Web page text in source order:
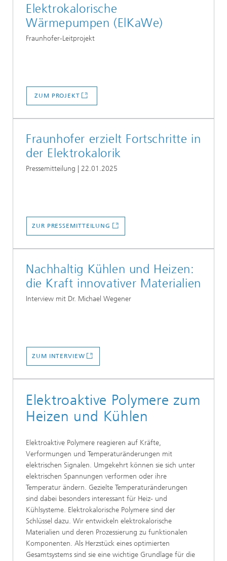
Elektrokalorische
Wärmepumpen (ElKaWe)
Fraunhofer-Leitprojekt
ZUM PROJEKT
Fraunhofer erzielt Fortschritte in
der Elektrokalorik
Pressemitteilung | 22.01.2025
ZUR PRESSEMITTEILUNG
Nachhaltig Kühlen und Heizen:
die Kraft innovativer Materialien
Interview mit Dr. Michael Wegener
ZUM INTERVIEW
Elektroaktive Polymere zum
Heizen und Kühlen
Elektroaktive Polymere reagieren auf Kräfte,
Verformungen und Temperaturänderungen mit
elektrischen Signalen. Umgekehrt können sie sich unter
elektrischen Spannungen verformen oder ihre
Temperatur ändern. Gezielte Temperaturänderungen
sind dabei besonders interessant für Heiz- und
Kühlsysteme. Elektrokalorische Polymere sind der
Schlüssel dazu. Wir entwickeln elektrokalorische
Materialien und deren Prozessierung zu funktionalen
Komponenten. Als Herzstück eines optimierten
Gesamtsystems sind sie eine wichtige Grundlage für die